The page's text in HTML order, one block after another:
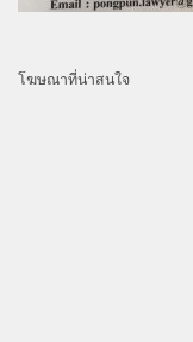
โฆษณาที่น่าสนใจ